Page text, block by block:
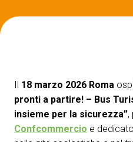
Media
Il 18 marzo 2026 Roma
pronti a partire! – Bus
insieme per la sicurezza”,
Confcommercio e